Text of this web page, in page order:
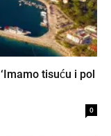
tisuću i pol
0